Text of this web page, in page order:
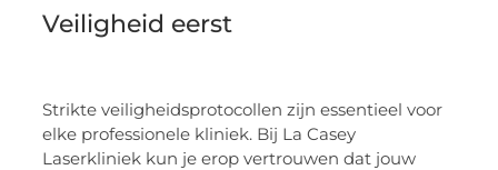
Veiligheid eerst
Strikte veiligheidsprotocollen zijn essentieel voor
elke professionele kliniek. Bij La Casey
Laserkliniek kun je erop vertrouwen dat jouw